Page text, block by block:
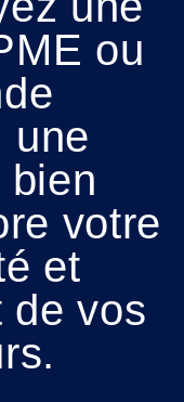
ou
une
bien
votre
et
de vos